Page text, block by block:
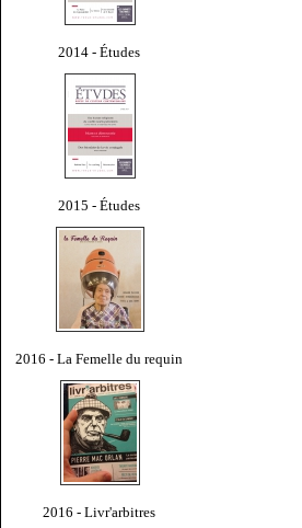
2014 - Études
2015 - Études
2016 - La Femelle du requin
2016 - Livr'arbitres